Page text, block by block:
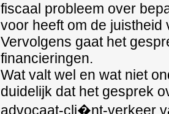
fiscaal probleem over
voor heeft om de
Vervolgens gaat het
financieringen.
Wat valt wel en wat niet
duidelijk dat het gesprek
advocaat-cli�nt-verkeer